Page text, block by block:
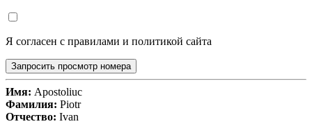
Я согласен с правилами и политикой сайта
Запросить просмотр номера
Имя: Apostoliuc
Фамилия: Piotr
Отчество: Ivan